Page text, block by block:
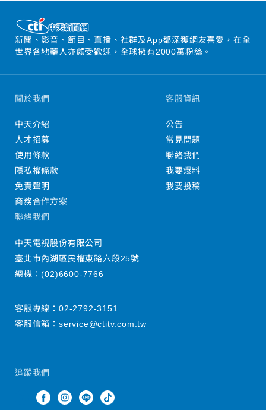
新聞、影音、節目、直播、社群及App都深獲網友喜愛，在全
世界各地華人亦頗受歡迎，全球擁有2000萬粉絲。
追蹤我們
關於我們
中天介紹
人才招募
使用條款
隱私權條款
免責聲明
商務合作方案
客服資訊
公告
常見問題
聯絡我們
我要爆料
我要投稿
聯絡我們
中天電視股份有限公司
臺北市內湖區民權東路六段25號
總機：(02)6600-7766
客服專線： 02-2792-3151
客服信箱： service@ctitv.com.tw